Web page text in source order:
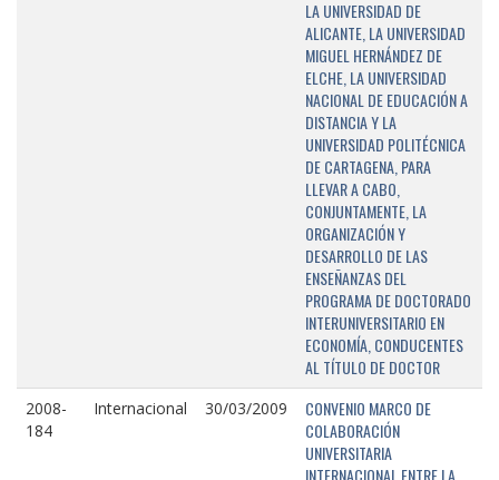
LA UNIVERSIDAD DE
ALICANTE, LA UNIVERSIDAD
MIGUEL HERNÁNDEZ DE
ELCHE, LA UNIVERSIDAD
NACIONAL DE EDUCACIÓN A
DISTANCIA Y LA
UNIVERSIDAD POLITÉCNICA
DE CARTAGENA, PARA
LLEVAR A CABO,
CONJUNTAMENTE, LA
ORGANIZACIÓN Y
DESARROLLO DE LAS
ENSEÑANZAS DEL
PROGRAMA DE DOCTORADO
INTERUNIVERSITARIO EN
ECONOMÍA, CONDUCENTES
AL TÍTULO DE DOCTOR
2008-
184
Internacional 30/03/2009
CONVENIO MARCO DE
COLABORACIÓN
UNIVERSITARIA
INTERNACIONAL ENTRE LA